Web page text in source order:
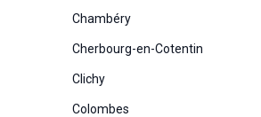
Chambéry
Cherbourg-en-Cotentin
Clichy
Colombes